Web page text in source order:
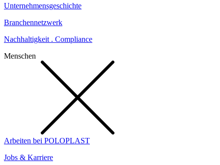
Unternehmensgeschichte
Branchennetzwerk
Nachhaltigkeit . Compliance
Menschen
Arbeiten bei POLOPLAST
Jobs & Karriere